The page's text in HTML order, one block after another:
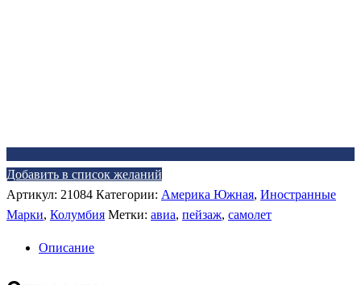
Добавить в список желаний
Артикул: 21084 Категории: Америка Южная, Иностранные
Марки, Колумбия Метки: авиа, пейзаж, самолет
Описание